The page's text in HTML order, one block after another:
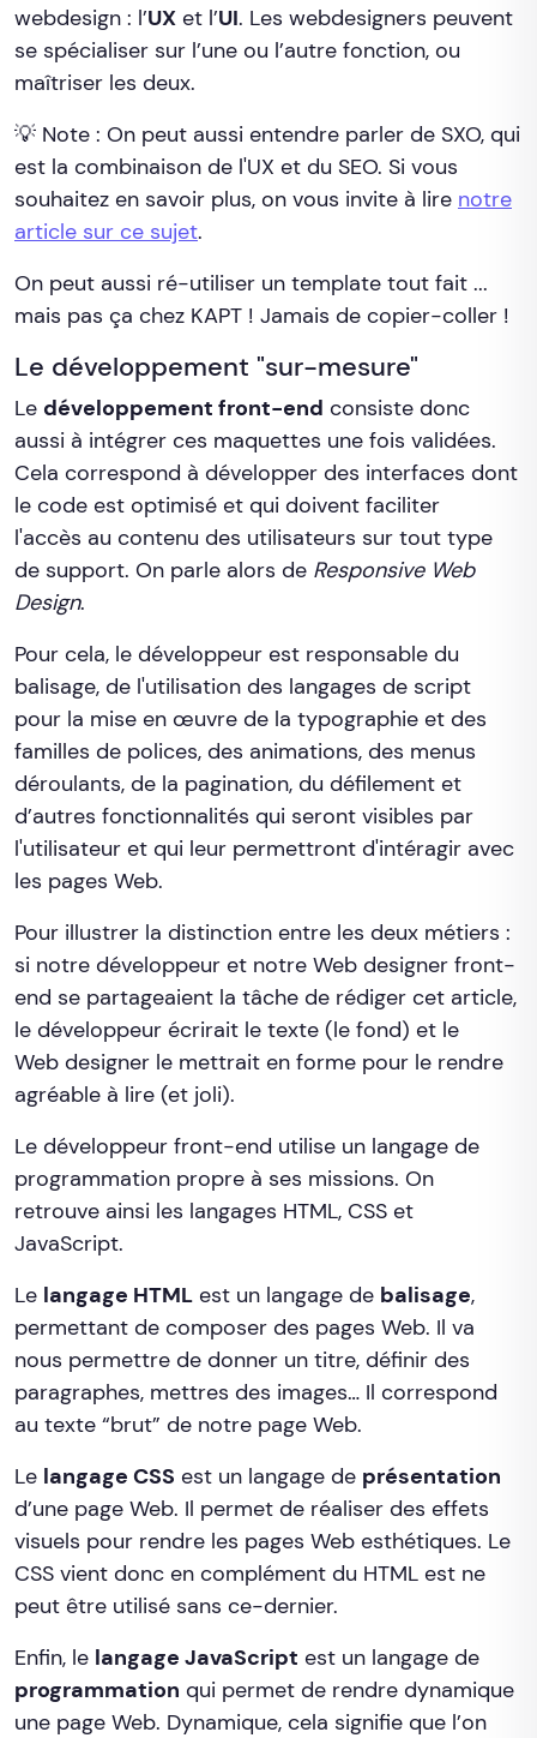
webdesign : l’UX et l’UI. Les webdesigners peuvent
se spécialiser sur l’une ou l’autre fonction, ou
maîtriser les deux.
💡 Note : On peut aussi entendre parler de SXO, qui
est la combinaison de l'UX et du SEO. Si vous
souhaitez en savoir plus, on vous invite à lire notre
article sur ce sujet.
On peut aussi ré-utiliser un template tout fait ...
mais pas ça chez KAPT ! Jamais de copier-coller !
Le développement "sur-mesure"
Le développement front-end consiste donc
aussi à intégrer ces maquettes une fois validées.
Cela correspond à développer des interfaces dont
le code est optimisé et qui doivent faciliter
l'accès au contenu des utilisateurs sur tout type
de support. On parle alors de Responsive Web
Design.
Pour cela, le développeur est responsable du
balisage, de l'utilisation des langages de script
pour la mise en œuvre de la typographie et des
familles de polices, des animations, des menus
déroulants, de la pagination, du défilement et
d’autres fonctionnalités qui seront visibles par
l'utilisateur et qui leur permettront d'intéragir avec
les pages Web.
Pour illustrer la distinction entre les deux métiers :
si notre développeur et notre Web designer front-
end se partageaient la tâche de rédiger cet article,
le développeur écrirait le texte (le fond) et le
Web designer le mettrait en forme pour le rendre
agréable à lire (et joli).
Le développeur front-end utilise un langage de
programmation propre à ses missions. On
retrouve ainsi les langages HTML, CSS et
JavaScript.
Le langage HTML est un langage de balisage,
permettant de composer des pages Web. Il va
nous permettre de donner un titre, définir des
paragraphes, mettres des images… Il correspond
au texte “brut” de notre page Web.
Le langage CSS est un langage de présentation
d’une page Web. Il permet de réaliser des effets
visuels pour rendre les pages Web esthétiques. Le
CSS vient donc en complément du HTML est ne
peut être utilisé sans ce-dernier.
Enfin, le langage JavaScript est un langage de
programmation qui permet de rendre dynamique
une page Web. Dynamique, cela signifie que l’on